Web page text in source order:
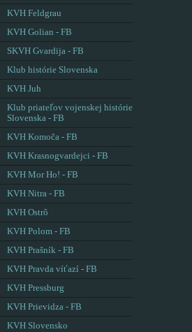
KVH Feldgrau
KVH Golian - FB
SKVH Gvardija - FB
Klub histórie Slovenska
KVH Juh
Klub priateľov vojenskej histórie
Slovenska - FB
KVH Komoča - FB
KVH Krasnogvardejci - FB
KVH Mor Ho! - FB
KVH Nitra - FB
KVH Ostrô
KVH Polom - FB
KVH Prašník - FB
KVH Pravda víťazí - FB
KVH Pressburg
KVH Prievidza - FB
KVH Slovensko